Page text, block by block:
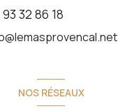
32 86 18
NOS RÉSEAUX